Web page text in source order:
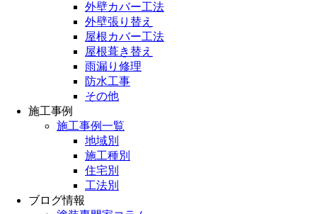
外壁カバー工法
外壁張り替え
屋根カバー工法
屋根葺き替え
雨漏り修理
防水工事
その他
施工事例
施工事例一覧
地域別
施工種別
住宅別
工法別
ブログ情報